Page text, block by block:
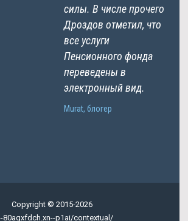
силы. В числе прочего
Дроздов отметил, что
все услуги
Пенсионного фонда
переведены в
электронный вид.
Murat, блогер
Copyright © 2015-2026
80aqxfdch.xn--p1ai/contextual/